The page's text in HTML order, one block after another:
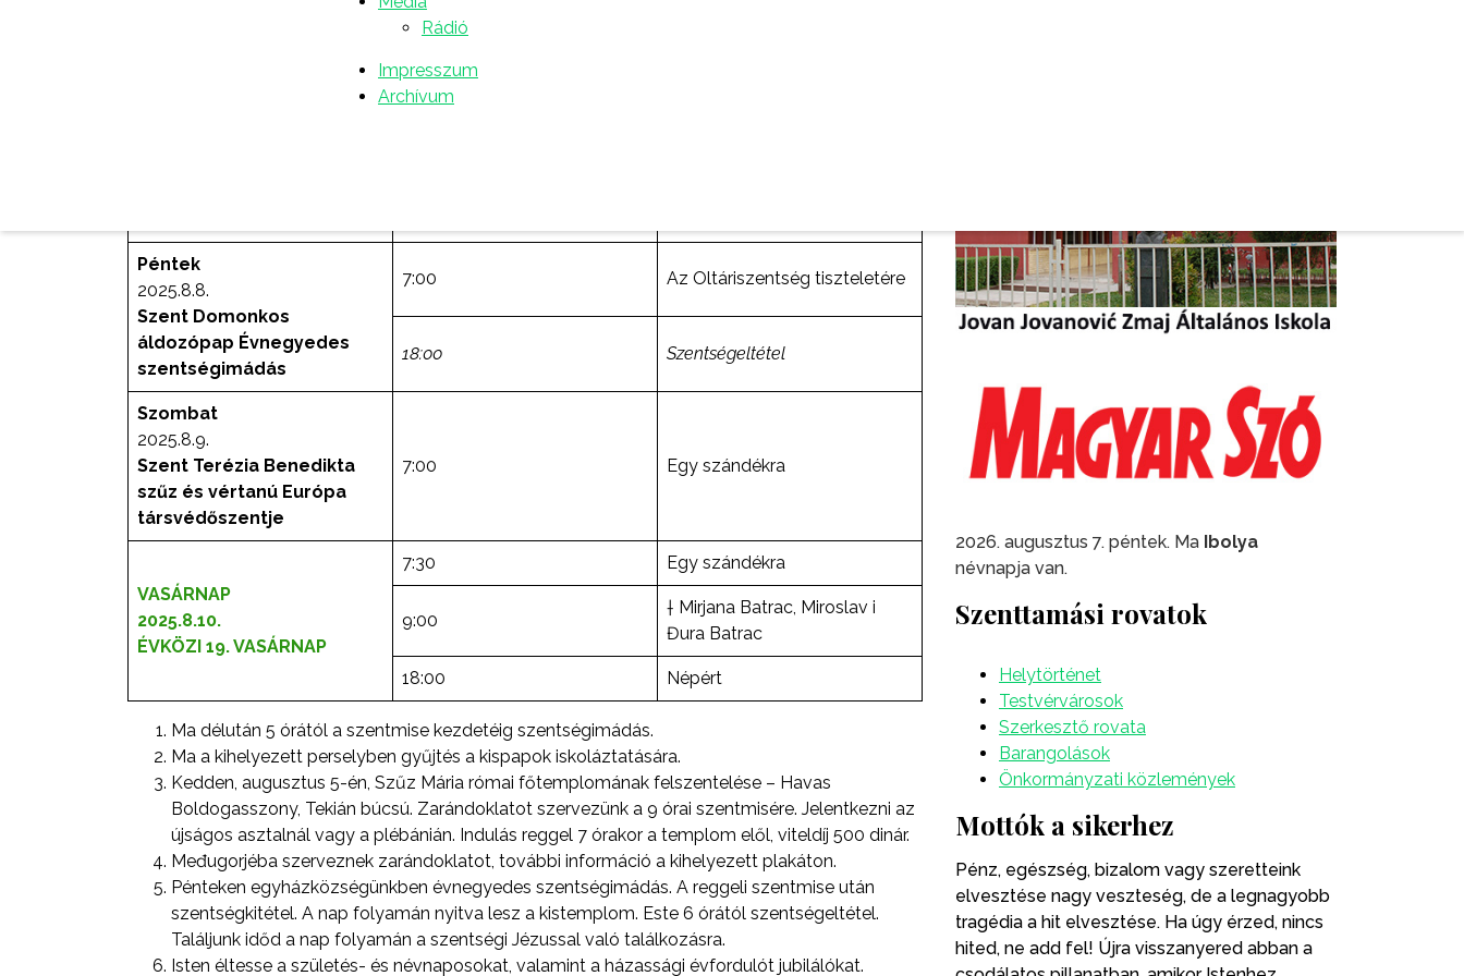
Rádió
Impresszum
Archívum
URUNK SZÍNEVÁLTOZÁSA
19:00
Péntek
2025.8.8.
Szent Domonkos
áldozópap Évnegyedes
szentségimádás
7:00 Az Oltáriszentség tiszteletére
18:00 Szentségeltétel
Szombat
2025.8.9.
Szent Terézia Benedikta
szűz és vértanú Európa
társvédőszentje
7:00 Egy szándékra
VASÁRNAP
2025.8.10.
ÉVKÖZI 19. VASÁRNAP
7:30 Egy szándékra
9:00
† Mirjana Batrac, Miroslav i
Đura Batrac
18:00 Népért
Ma délután 5 órától a szentmise kezdetéig szentségimádás.
Ma a kihelyezett perselyben gyűjtés a kispapok iskoláztatására.
Kedden, augusztus 5-én, Szűz Mária római főtemplomának felszentelése – Havas
Boldogasszony, Tekián búcsú. Zarándoklatot szervezünk a 9 órai szentmisére. Jelentkezni az
újságos asztalnál vagy a plébánián. Indulás reggel 7 órakor a templom elől, viteldíj 500 dinár.
Međugorjéba szerveznek zarándoklatot, további információ a kihelyezett plakáton.
Pénteken egyházközségünkben évnegyedes szentségimádás. A reggeli szentmise után
szentségkitétel. A nap folyamán nyitva lesz a kistemplom. Este 6 órától szentségeltétel.
Találjunk időd a nap folyamán a szentségi Jézussal való találkozásra.
Isten éltesse a születés- és névnaposokat, valamint a házassági évfordulót jubilálókat.
2026. augusztus 7. péntek. Ma Ibolya
névnapja van.
Szenttamási rovatok
Helytörténet
Testvérvárosok
Szerkesztő rovata
Barangolások
Önkormányzati közlemények
Mottók a sikerhez
Pénz, egészség, bizalom vagy szeretteink
elvesztése nagy veszteség, de a legnagyobb
tragédia a hit elvesztése. Ha úgy érzed, nincs
hited, ne add fel! Újra visszanyered abban a